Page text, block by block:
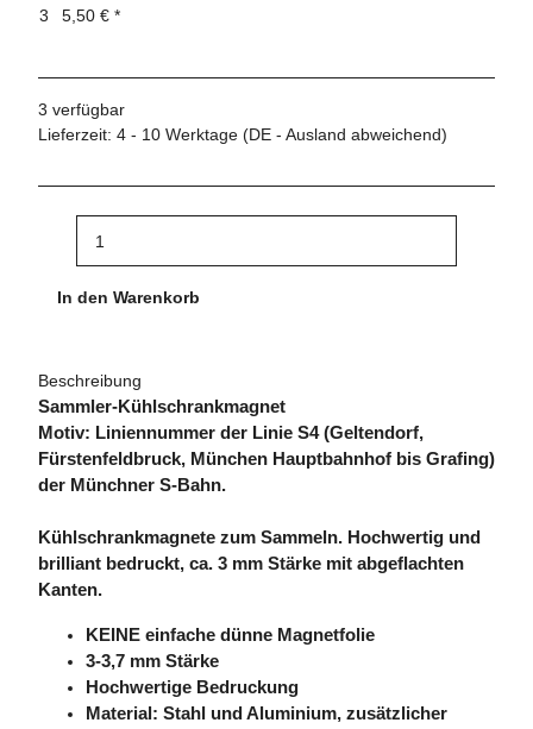
3
5,50 € *
3 verfügbar
Lieferzeit: 4 - 10 Werktage (DE - Ausland abweichend)
In den Warenkorb
Beschreibung
Sammler-Kühlschrankmagnet
Motiv: Liniennummer der Linie S4 (Geltendorf,
Fürstenfeldbruck, München Hauptbahnhof bis Grafing)
der Münchner S-Bahn.
Kühlschrankmagnete zum Sammeln. Hochwertig und
brilliant bedruckt, ca. 3 mm Stärke mit abgeflachten
Kanten.
KEINE einfache dünne Magnetfolie
3-3,7 mm Stärke
Hochwertige Bedruckung
Material: Stahl und Aluminium, zusätzlicher